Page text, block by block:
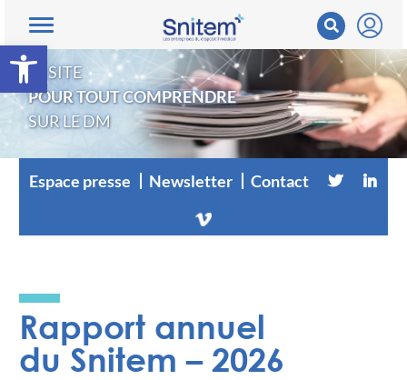
Ouvrir la barre d’outils
LE SITE
POUR TOUT COMPRENDRE
SUR LE DM
Espace presse Newsletter Contact
Rapport annuel
du Snitem – 2026